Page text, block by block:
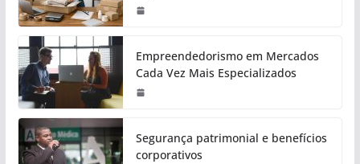
Empreendedorismo em Mercados
Cada Vez Mais Especializados
Segurança patrimonial e benefícios
corporativos